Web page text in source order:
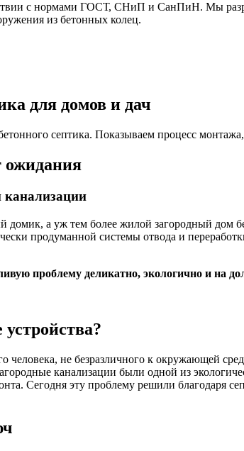
с нормами ГОСТ, СНиП и СанПиН. Мы
из бетонных колец.
для домов и дач
септика. Показываем процесс
ожидания
домик, а уж тем более жилой загородный
продуманной системы отвода и
проблему деликатно, экологично и на
не безразличного к окружающей
канализации были одной из
Сегодня эту проблему решили благодаря